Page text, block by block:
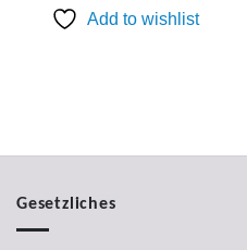
49,00 €35,00 €.
Add to wishlist
Gesetzliches